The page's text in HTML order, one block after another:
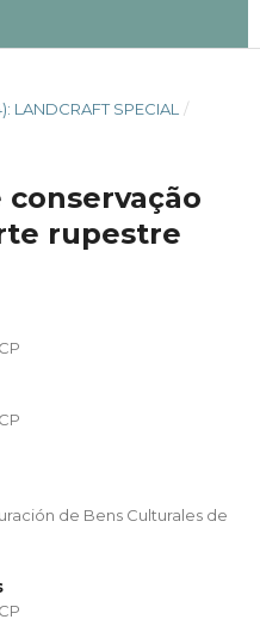
LANDCRAFT SPECIAL
/
conservação
rupestre
de Bens Culturales de